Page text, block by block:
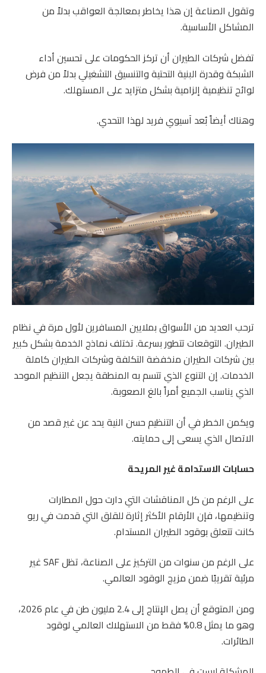
وتقول الصناعة إن هذا يخاطر بمعالجة العواقب بدلاً من
المشاكل الأساسية.
تفضل شركات الطيران أن تركز الحكومات على تحسين أداء
الشبكة وقدرة البنية التحتية والتنسيق التشغيلي بدلاً من فرض
لوائح تنظيمية إلزامية بشكل متزايد على المستهلك.
وهناك أيضاً بُعد آسيوي فريد لهذا التحدي.
ترحب العديد من الأسواق بملايين المسافرين لأول مرة في نظام
الطيران. التوقعات تتطور بسرعة. تختلف نماذج الخدمة بشكل كبير
بين شركات الطيران منخفضة التكلفة وشركات الطيران كاملة
الخدمات. إن التنوع الذي تتسم به المنطقة يجعل التنظيم الموحد
الذي يناسب الجميع أمراً بالغ الصعوبة.
ويكمن الخطر في أن التنظيم حسن النية يحد عن غير قصد من
الاتصال الذي يسعى إلى حمايته.
حسابات الاستدامة غير المريحة
على الرغم من كل المناقشات التي دارت حول المطارات
وتنظيمها، فإن الأرقام الأكثر إثارة للقلق التي قدمت في ريو
كانت تتعلق بوقود الطيران المستدام.
على الرغم من سنوات من التركيز على الصناعة، تظل SAF غير
مرئية تقريبًا ضمن مزيج الوقود العالمي.
ومن المتوقع أن يصل الإنتاج إلى 2.4 مليون طن في عام 2026،
وهو ما يمثل 0.8% فقط من الاستهلاك العالمي لوقود
الطائرات.